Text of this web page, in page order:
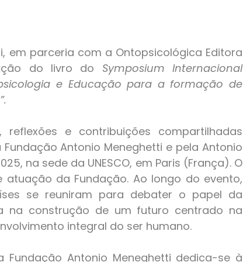
do livro do Symposium Internacional
e Educação para a formação de
Antonio Meneghetti e pela Antonio
na sede da UNESCO, em Paris (França). O
atuação da Fundação. Ao longo do evento,
se reuniram para debater o papel da
na construção de um futuro centrado na
integral do ser humano.